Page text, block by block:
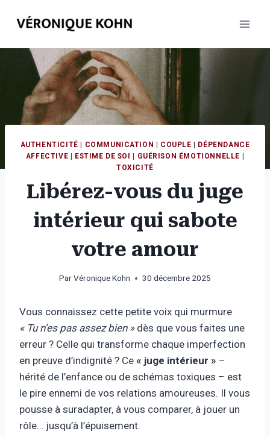
AUTHENTICITÉ COMMUNICATION COUPLE
DÉPENDANCE
AFFECTIVE
ESTIME DE SOI GUÉRISON ÉMOTIONNELLE
TOXICITÉ
Libérez-vous du juge
intérieur qui sabote
votre amour
ParVéronique Kohn 30 décembre 2025
Vous connaissez cette petite voix qui murmure
« Tu n’es pas assez bien »dès que vous faites une
erreur ? Celle qui transforme chaque imperfection
en preuve d’indignité ? Ce « juge intérieur » –
hérité de l’enfance ou de schémas toxiques – est
le pire ennemi de vos relations amoureuses. Il vous
pousse à suradapter, à vous comparer, à jouer un
rôle… jusqu’à l’épuisement.